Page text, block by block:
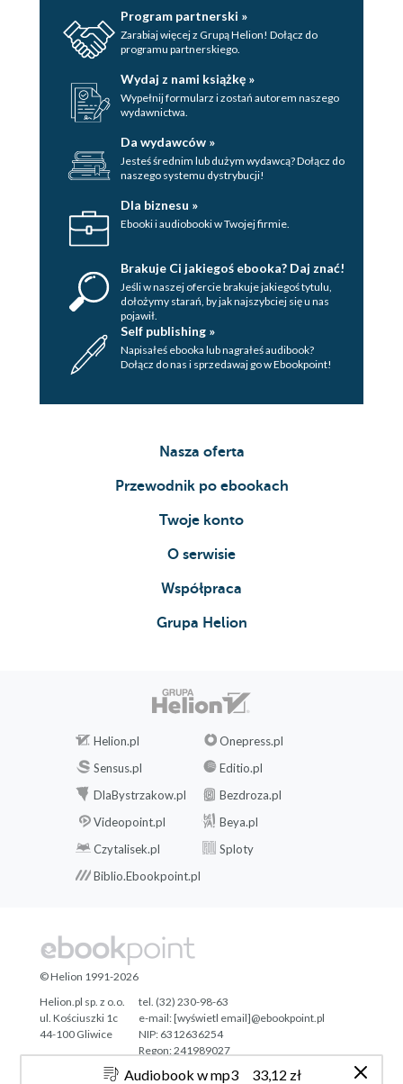
Audiobook w mp3 33,12 zł
Program partnerski »
Zarabiaj więcej z Grupą Helion! Dołącz do
programu partnerskiego.
Wydaj z nami książkę »
Wypełnij formularz i zostań autorem naszego
wydawnictwa.
Da wydawców »
Jesteś średnim lub dużym wydawcą? Dołącz do
naszego systemu dystrybucji!
Dla biznesu »
Ebooki i audiobooki w Twojej firmie.
Brakuje Ci jakiegoś ebooka? Daj znać!
Jeśli w naszej ofercie brakuje jakiegoś tytulu,
dołożymy starań, by jak najszybciej się u nas
pojawił.
Self publishing »
Napisałeś ebooka lub nagrałeś audibook?
Dołącz do nas i sprzedawaj go w Ebookpoint!
Nasza oferta
Przewodnik po ebookach
Twoje konto
O serwisie
Współpraca
Grupa Helion
Helion.pl
Onepress.pl
Sensus.pl
Editio.pl
DlaBystrzakow.pl
Bezdroza.pl
Videopoint.pl
Beya.pl
Czytalisek.pl
Sploty
Biblio.Ebookpoint.pl
Designed with ♥ byTonik.pl
© Helion 1991-2026
Helion.pl sp. z o.o.
ul. Kościuszki 1c
44-100 Gliwice
tel. (32) 230-98-63
e-mail:[wyświetl email]@ebookpoint.pl
NIP: 6312636254
Regon: 241989027